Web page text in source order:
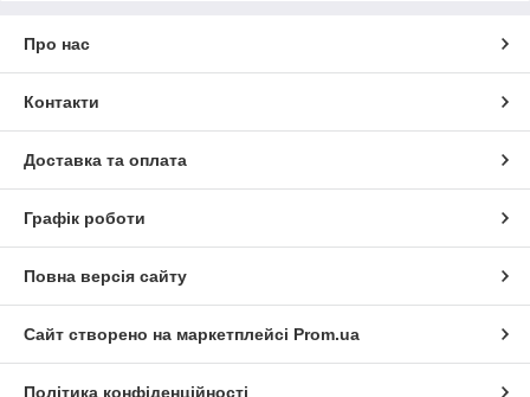
Про нас
Контакти
Доставка та оплата
Графік роботи
Повна версія сайту
Сайт створено на маркетплейсі Prom.ua
Політика конфіденційності